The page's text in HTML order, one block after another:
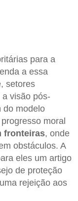
para a
a essa
setores
visão pós-
do modelo
moral
fronteiras, onde
obstáculos. A
eles um artigo
de proteção
rejeição aos